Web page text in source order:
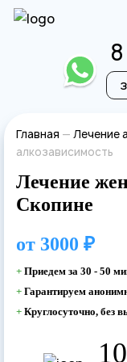
Главная — Лечение
алкозависимость
Лечение
Скопине
от 3000 ₽
+ Приедем за 30 - 50
+ Гарантируем
+ Круглосуточно, без
Ваше имя
Ваш телефон
Наш врач
Ваше имя
Ваш телефон